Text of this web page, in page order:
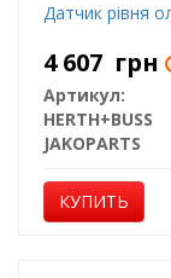
Датчик рівня
4 607 грн
Артикул:
HERTH+BUSS
JAKOPARTS
КУПИТЬ